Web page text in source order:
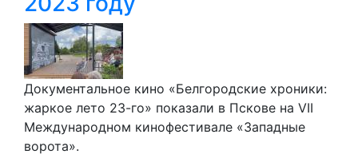
Документальное кино «Белгородские хроники:
жаркое лето 23-го» показали в Пскове на VII
Международном кинофестивале «Западные
ворота».